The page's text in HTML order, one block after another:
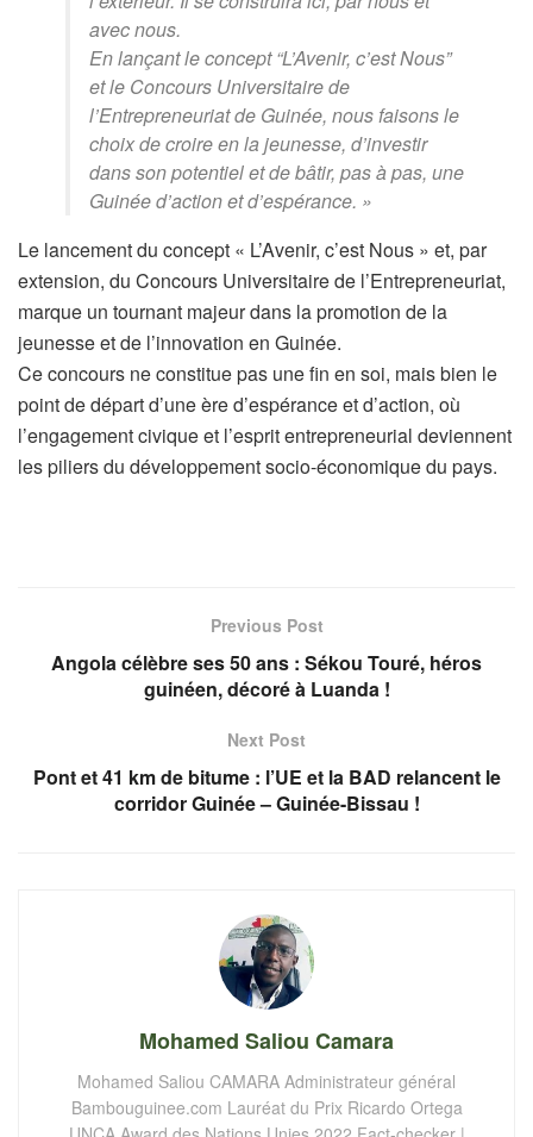
avec nous.
En lançant le concept “L’Avenir, c’est Nous”
et le Concours Universitaire de
l’Entrepreneuriat de Guinée, nous faisons le
choix de croire en la jeunesse, d’investir
dans son potentiel et de bâtir, pas à pas, une
Guinée d’action et d’espérance. »
Le lancement du concept « L’Avenir, c’est Nous » et, par
extension, du Concours Universitaire de l’Entrepreneuriat,
marque un tournant majeur dans la promotion de la
jeunesse et de l’innovation en Guinée.
Ce concours ne constitue pas une fin en soi, mais bien le
point de départ d’une ère d’espérance et d’action, où
l’engagement civique et l’esprit entrepreneurial deviennent
les piliers du développement socio-économique du pays.
Previous Post
Angola célèbre ses 50 ans : Sékou Touré, héros
guinéen, décoré à Luanda !
Next Post
Pont et 41 km de bitume : l’UE et la BAD relancent le
corridor Guinée – Guinée-Bissau !
Mohamed Saliou Camara
Mohamed Saliou CAMARA Administrateur général
Bambouguinee.com Lauréat du Prix Ricardo Ortega